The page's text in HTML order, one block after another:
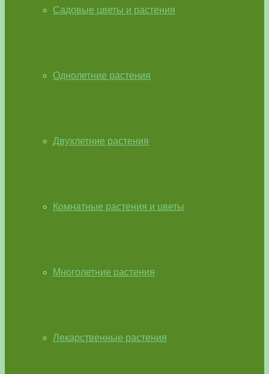
Садовые цветы и растения
Однолетние растения
Двухлетние растения
Комнатные растения и цветы
Многолетние растения
Лекарственные растения